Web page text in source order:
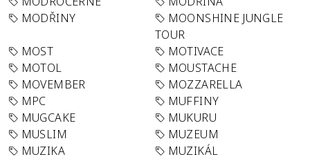
MODŘINY
MOONSHINE JUNGLE
TOUR
MOST
MOTIVACE
MOTOL
MOUSTACHE
MOVEMBER
MOZZARELLA
MPC
MUFFINY
MUGCAKE
MUKURU
MUSLIM
MUZEUM
MUZIKA
MUZIKÁL